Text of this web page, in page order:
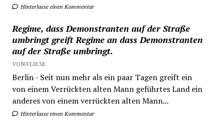
Hinterlasse einen Kommentar
Regime, dass Demonstranten auf der Straße
umbringt greift Regime an dass Demonstranten
auf der Straße umbringt.
VON FLIESE
Berlin - Seit nun mehr als ein paar Tagen greift ein
von einem Verrückten alten Mann geführtes Land ein
anderes von einem verrückten alten Mann...
Hinterlasse einen Kommentar